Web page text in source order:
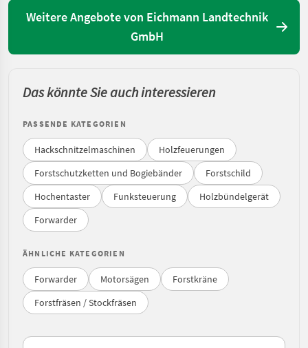
Weitere Angebote von Eichmann Landtechnik
GmbH
Das könnte Sie auch interessieren
PASSENDE KATEGORIEN
Hackschnitzelmaschinen
Holzfeuerungen
Forstschutzketten und Bogiebänder
Forstschild
Hochentaster
Funksteuerung
Holzbündelgerät
Forwarder
ÄHNLICHE KATEGORIEN
Forwarder Motorsägen
Forstkräne
Forstfräsen / Stockfräsen